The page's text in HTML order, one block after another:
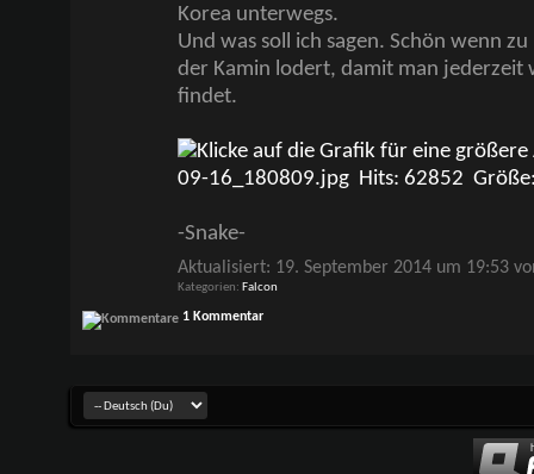
Korea unterwegs.
Und was soll ich sagen. Schön wenn zu
der Kamin lodert, damit man jederzeit
findet.
-Snake-
Aktualisiert: 19. September 2014 um 19:53
Kategorien Falcon
1 Kommentar